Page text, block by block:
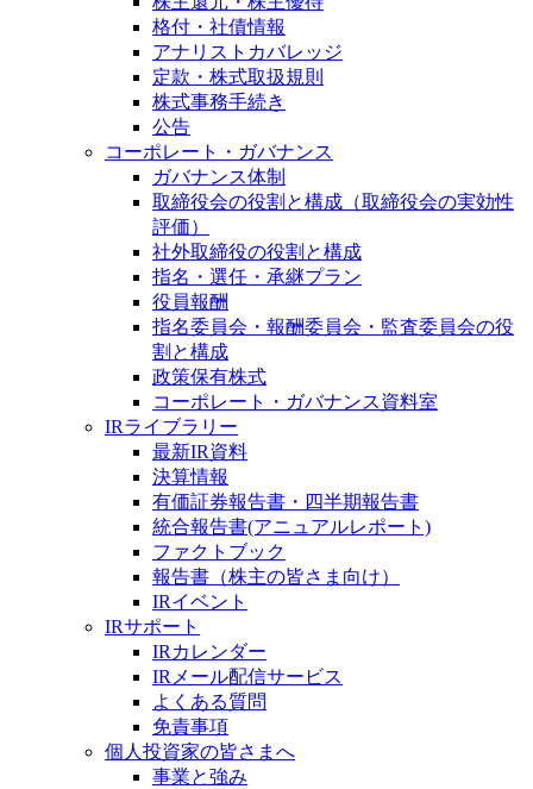
格付・社債情報
アナリストカバレッジ
定款・株式取扱規則
株式事務手続き
公告
コーポレート・ガバナンス
ガバナンス体制
取締役会の役割と構成（取締役会の実効性
評価）
社外取締役の役割と構成
指名・選任・承継プラン
役員報酬
指名委員会・報酬委員会・監査委員会の役
割と構成
政策保有株式
コーポレート・ガバナンス資料室
IRライブラリー
最新IR資料
決算情報
有価証券報告書・四半期報告書
統合報告書(アニュアルレポート)
ファクトブック
報告書（株主の皆さま向け）
IRイベント
IRサポート
IRカレンダー
IRメール配信サービス
よくある質問
免責事項
個人投資家の皆さまへ
事業と強み